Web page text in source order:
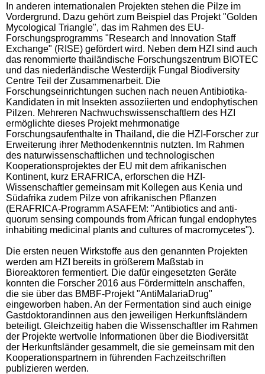
In anderen internationalen Projekten stehen die Pilze im
Vordergrund. Dazu gehört zum Beispiel das Projekt "Golden
Mycological Triangle", das im Rahmen des EU-
Forschungsprogramms "Research and Innovation Staff
Exchange" (RISE) gefördert wird. Neben dem HZI sind auch
das renommierte thailändische Forschungszentrum BIOTEC
und das niederländische Westerdijk Fungal Biodiversity
Centre Teil der Zusammenarbeit. Die
Forschungseinrichtungen suchen nach neuen Antibiotika-
Kandidaten in mit Insekten assoziierten und endophytischen
Pilzen. Mehreren Nachwuchswissenschaftlern des HZI
ermöglichte dieses Projekt mehrmonatige
Forschungsaufenthalte in Thailand, die die HZI-Forscher zur
Erweiterung ihrer Methodenkenntnis nutzten. Im Rahmen
des naturwissenschaftlichen und technologischen
Kooperationsprojektes der EU mit dem afrikanischen
Kontinent, kurz ERAFRICA, erforschen die HZI-
Wissenschaftler gemeinsam mit Kollegen aus Kenia und
Südafrika zudem Pilze von afrikanischen Pflanzen
(ERAFRICA-Programm ASAFEM: "Antibiotics and anti-
quorum sensing compounds from African fungal endophytes
inhabiting medicinal plants and cultures of macromycetes").
Die ersten neuen Wirkstoffe aus den genannten Projekten
werden am HZI bereits in größerem Maßstab in
Bioreaktoren fermentiert. Die dafür eingesetzten Geräte
konnten die Forscher 2016 aus Fördermitteln anschaffen,
die sie über das BMBF-Projekt "AntiMalariaDrug"
eingeworben haben. An der Fermentation sind auch einige
Gastdoktorandinnen aus den jeweiligen Herkunftsländern
beteiligt. Gleichzeitig haben die Wissenschaftler im Rahmen
der Projekte wertvolle Informationen über die Biodiversität
der Herkunftsländer gesammelt, die sie gemeinsam mit den
Kooperationspartnern in führenden Fachzeitschriften
publizieren werden.